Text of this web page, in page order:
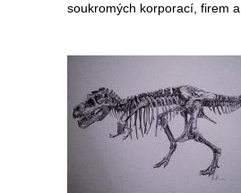
soukromých korporací, firem